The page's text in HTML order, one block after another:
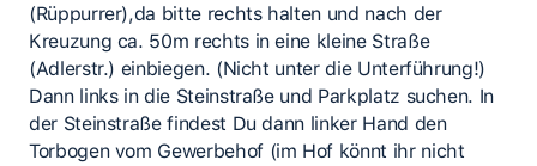
(Rüppurrer),da bitte rechts halten und nach der
Kreuzung ca. 50m rechts in eine kleine Straße
(Adlerstr.) einbiegen. (Nicht unter die Unterführung!)
Dann links in die Steinstraße und Parkplatz suchen. In
der Steinstraße findest Du dann linker Hand den
Torbogen vom Gewerbehof (im Hof könnt ihr nicht